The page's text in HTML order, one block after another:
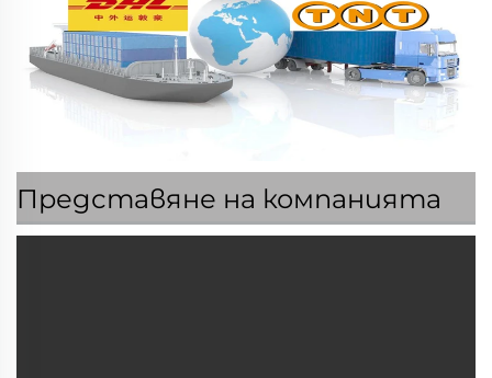
Представяне на компанията